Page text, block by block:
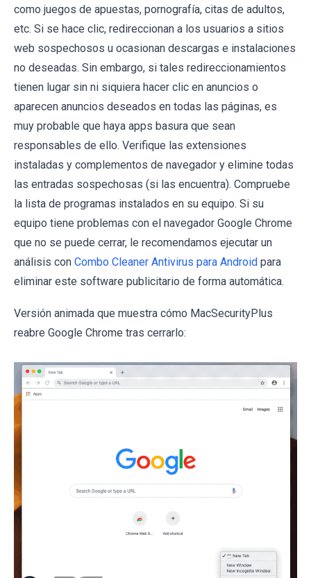
como juegos de apuestas, pornografía, citas de adultos,
etc. Si se hace clic, redireccionan a los usuarios a sitios
web sospechosos u ocasionan descargas e instalaciones
no deseadas. Sin embargo, si tales redireccionamientos
tienen lugar sin ni siquiera hacer clic en anuncios o
aparecen anuncios deseados en todas las páginas, es
muy probable que haya apps basura que sean
responsables de ello. Verifique las extensiones
instaladas y complementos de navegador y elimine todas
las entradas sospechosas (si las encuentra). Compruebe
la lista de programas instalados en su equipo. Si su
equipo tiene problemas con el navegador Google Chrome
que no se puede cerrar, le recomendamos ejecutar un
análisis con Combo Cleaner Antivirus para Android para
eliminar este software publicitario de forma automática.
Versión animada que muestra cómo MacSecurityPlus
reabre Google Chrome tras cerrarlo: